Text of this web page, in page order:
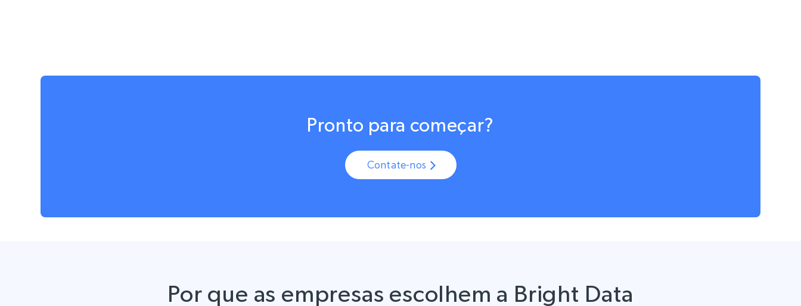
Pronto para começar?
Contate-nos
Por que as empresas escolhem a Bright Data